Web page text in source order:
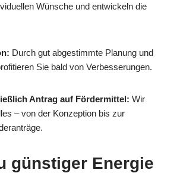
Wünsche und entwickeln die
Durch gut abgestimmte Planung und
Sie bald von Verbesserungen.
Antrag auf Fördermittel: Wir
– von der Konzeption bis zur
günstiger Energie